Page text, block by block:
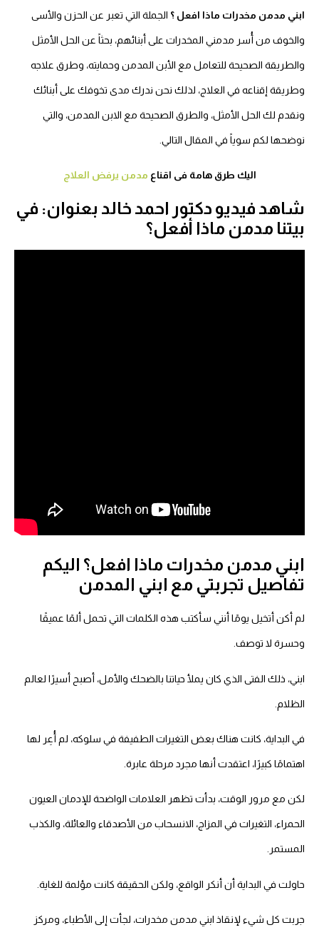
ابني مدمن مخدرات ماذا افعل ؟ الجملة التي تعبر عن الحزن والأسى
والخوف من أُسر مدمني المخدرات على أبنائهم، بحثاً عن الحل الأمثل
والطريقة الصحيحة للتعامل مع الأبن المدمن وحمايته، وطرق علاجه
وطريقة إقناعه في العلاج، لذلك نحن ندرك مدى تخوفك على أبنائك
ونقدم لك الحل الأمثل، والطرق الصحيحة مع الابن المدمن، والتي
نوضحها لكم سوياً في المقال التالي.
اليك طرق هامة فى اقناع مدمن يرفض العلاج
شاهد فيديو دكتور احمد خالد بعنوان: في
بيتنا مدمن ماذا أفعل؟
ابني مدمن مخدرات ماذا افعل؟ اليكم
تفاصيل تجربتي مع ابني المدمن
لم أكن أتخيل يومًا أنني سأكتب هذه الكلمات التي تحمل ألمًا عميقًا
وحسرة لا توصف.
ابني، ذلك الفتى الذي كان يملأ حياتنا بالضحك والأمل، أصبح أسيرًا لعالم
الظلام.
في البداية، كانت هناك بعض التغيرات الطفيفة في سلوكه، لم أُعِر لها
اهتمامًا كبيرًا، اعتقدت أنها مجرد مرحلة عابرة.
لكن مع مرور الوقت، بدأت تظهر العلامات الواضحة للإدمان العيون
الحمراء، التغيرات في المزاج، الانسحاب من الأصدقاء والعائلة، والكذب
المستمر.
حاولت في البداية أن أنكر الواقع، ولكن الحقيقة كانت مؤلمة للغاية.
جربت كل شيء لإنقاذ ابني مدمن مخدرات، لجأت إلى الأطباء، ومركز